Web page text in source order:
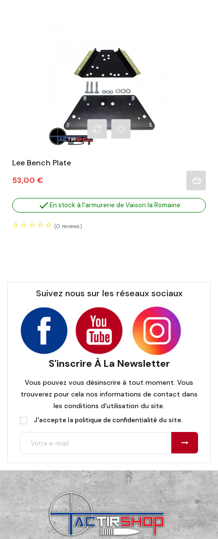
Lee Bench Plate
Prix
53,00 €
En stock à l'armurerie de Vaison la Romaine
(0 reviews)
Suivez nous sur les réseaux sociaux
S'inscrire À La Newsletter
Vous pouvez vous désinscrire à tout moment. Vous
trouverez pour cela nos informations de contact dans
les conditions d'utilisation du site.
J'accepte la politique de confidentialité du site.